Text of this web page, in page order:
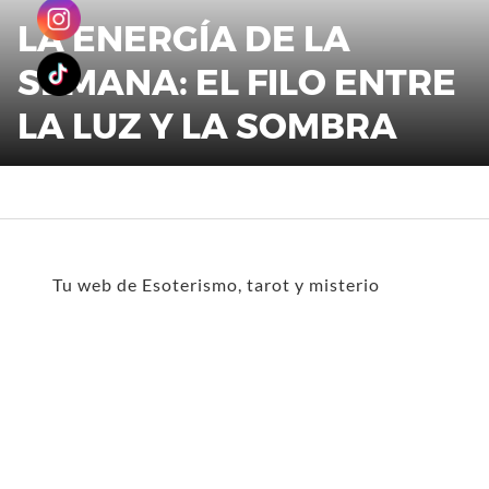
LA ENERGÍA DE LA
SEMANA: EL FILO ENTRE
LA LUZ Y LA SOMBRA
Tu web de Esoterismo, tarot y misterio